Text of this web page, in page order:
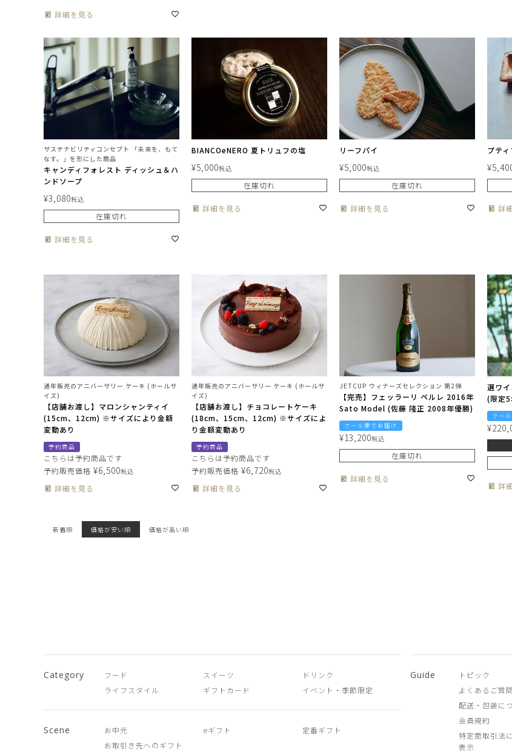
詳細を見る
サステナビリティコンセプト 「未来を、もて
なす。」を形にした商品
キャンディフォレスト ディッシュ＆ハ
ンドソープ
¥3,080税込
在庫切れ
詳細を見る
BIANCOeNERO 夏トリュフの塩
¥5,000税込
在庫切れ
詳細を見る
リーフパイ
¥5,000税込
在庫切れ
詳細を見る
プテ
¥
詳
通年販売のアニバーサリー ケーキ (ホールサ
イズ)
【店舗お渡し】マロンシャンティイ
(15cm、12cm) ※サイズにより金額
変動あり
予約商品
こちらは予約商品です
予約販売価格 ¥6,500税込
詳細を見る
通年販売のアニバーサリー ケーキ (ホールサ
イズ)
【店舗お渡し】チョコレートケーキ
(18cm、15cm、12cm) ※サイズによ
り金額変動あり
予約商品
こちらは予約商品です
予約販売価格 ¥6,720税込
詳細を見る
JETCUP ウィナーズセレクション 第2弾
【完売】フェッラーリ ペルレ 2016年
Sato Model (佐藤 隆正 2008年優勝)
クール便でお届け
¥13,200税込
在庫切れ
詳細を見る
選ワ
(限定
クー
¥
詳
新着順 価格が安い順 価格が高い順
Category フード スイーツ
ドリンク
ライフスタイル
ギフトカード イベント・季節限定
Scene お中元 eギフト
定番ギフト
お取引き先へのギフト
Guide トピック
よくあるご質問
配送・包装に
会員規約
特定商取引法
表示